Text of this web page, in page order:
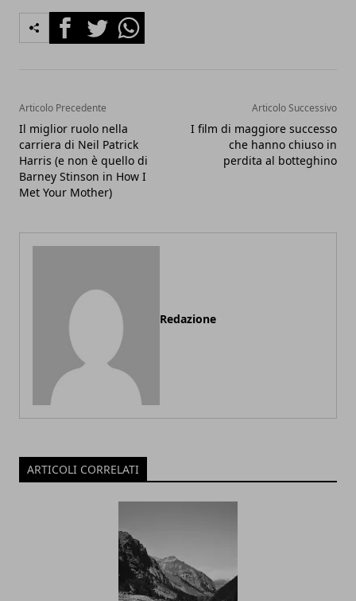
FacebookTwitterWhatsapp
Articolo Precedente
Il miglior ruolo nella
carriera di Neil Patrick
Harris (e non è quello di
Barney Stinson in How I
Met Your Mother)
Articolo Successivo
I film di maggiore successo
che hanno chiuso in
perdita al botteghino
Redazione
ARTICOLI CORRELATI